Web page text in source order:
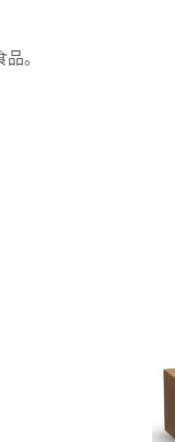
。